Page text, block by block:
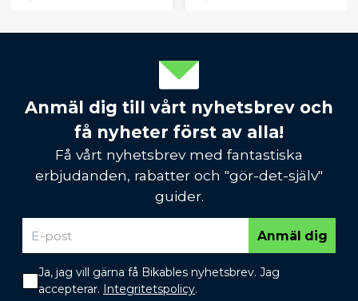
Anmäl dig till vårt nyhetsbrev och
få nyheter först av alla!
Få vårt nyhetsbrev med fantastiska
erbjudanden, rabatter och "gör-det-själv"
guider.
Anmäl dig
Ja, jag vill gärna få Bikables nyhetsbrev. Jag
accepterar. Integritetspolicy.